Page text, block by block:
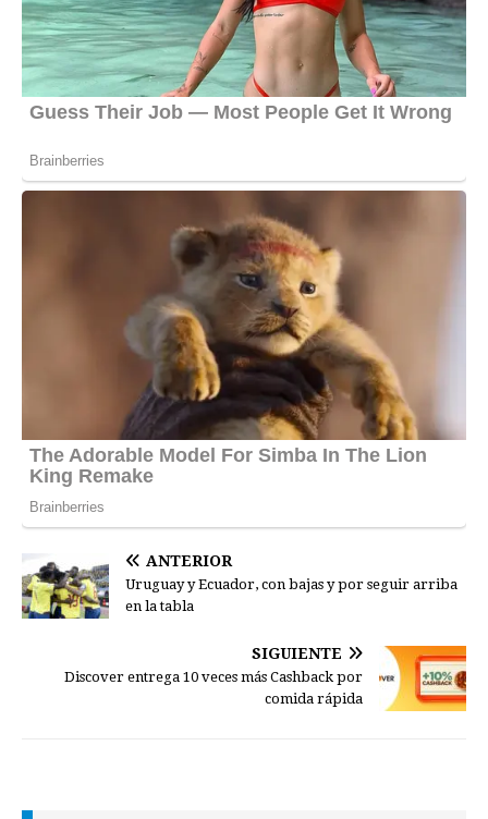
ANTERIOR
Uruguay y Ecuador, con bajas y por seguir arriba
en la tabla
SIGUIENTE
Discover entrega 10 veces más Cashback por
comida rápida